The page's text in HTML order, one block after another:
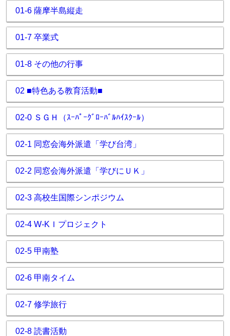
01-6 薩摩半島縦走
01-7 卒業式
01-8 その他の行事
02 ■特色ある教育活動■
02-0 ＳＧＨ（ｽｰﾊﾟｰｸﾞﾛｰﾊﾞﾙﾊｲｽｸｰﾙ）
02-1 同窓会海外派遣「学び台湾」
02-2 同窓会海外派遣「学びにＵＫ」
02-3 高校生国際シンポジウム
02-4 W-KＩプロジェクト
02-5 甲南塾
02-6 甲南タイム
02-7 修学旅行
02-8 読書活動